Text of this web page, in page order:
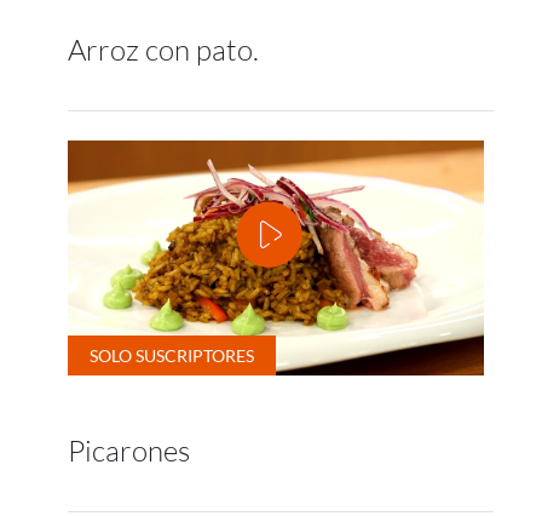
Arroz con pato.
Picarones